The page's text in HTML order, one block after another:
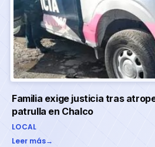
Familia exige justicia tras
patrulla en Chalco
LOCAL
Leer más→